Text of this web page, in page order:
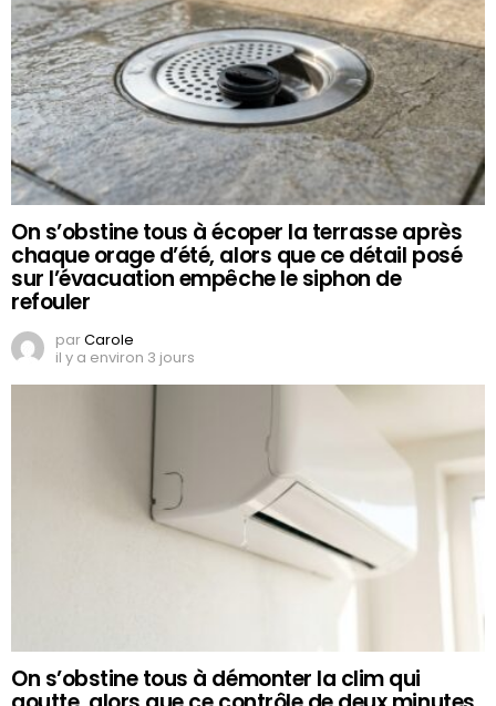
On s’obstine tous à écoper la terrasse après
chaque orage d’été, alors que ce détail posé
sur l’évacuation empêche le siphon de
refouler
parCarole
il y a environ 3 jours
On s’obstine tous à démonter la clim qui